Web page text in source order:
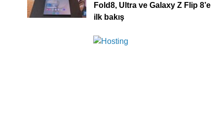
Fold8, Ultra ve Galaxy Z Flip 8’e
ilk bakış